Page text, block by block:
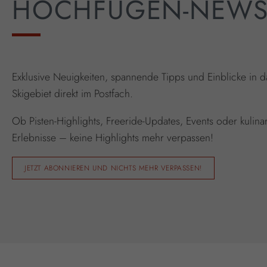
HOCHFÜGEN-NEWS
Exklusive Neuigkeiten, spannende Tipps und Einblicke in
Skigebiet direkt im Postfach.
Ob Pisten-Highlights, Freeride-Updates, Events oder
Erlebnisse – keine Highlights mehr verpassen!
JETZT ABONNIEREN UND NICHTS MEHR VERPASSEN!